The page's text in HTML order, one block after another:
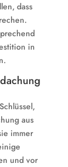
dass
in
aus
immer
und vor